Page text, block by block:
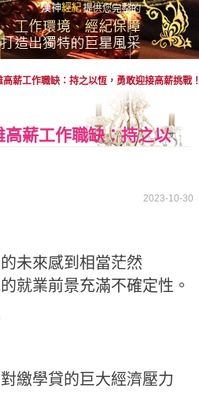
薪工作職缺：持之以恆，勇敢迎接高薪挑戰！
薪工作職缺：持之以
2023-10-30
未來感到相當茫然
就業前景充滿不確定性。
繳學貸的巨大經濟壓力